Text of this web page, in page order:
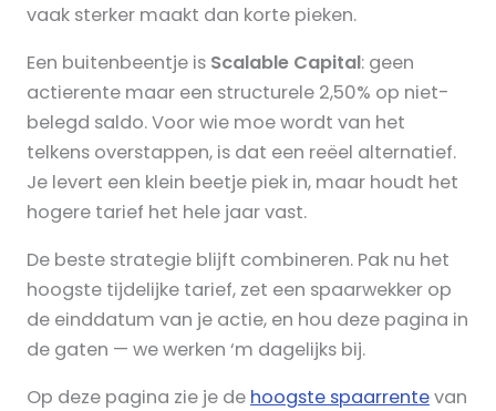
vaak sterker maakt dan korte pieken.
Een buitenbeentje is Scalable Capital: geen
actierente maar een structurele 2,50% op niet-
belegd saldo. Voor wie moe wordt van het
telkens overstappen, is dat een reëel alternatief.
Je levert een klein beetje piek in, maar houdt het
hogere tarief het hele jaar vast.
De beste strategie blijft combineren. Pak nu het
hoogste tijdelijke tarief, zet een spaarwekker op
de einddatum van je actie, en hou deze pagina in
de gaten — we werken ‘m dagelijks bij.
Op deze pagina zie je de hoogste spaarrentevan